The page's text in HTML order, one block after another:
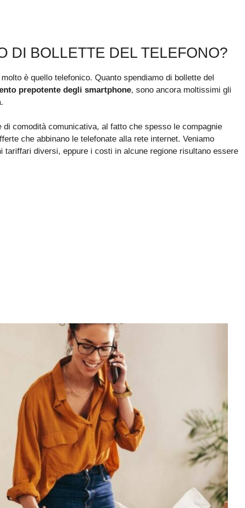
DI BOLLETTE DEL TELEFONO?
è quello telefonico. Quanto spendiamo di bollette del
prepotente degli smartphone, sono ancora moltissimi gli
di comodità comunicativa, al fatto che spesso le compagnie
che abbinano le telefonate alla rete internet. Veniamo
tariffari diversi, eppure i costi in alcune regione risultano essere